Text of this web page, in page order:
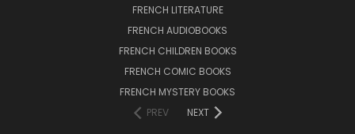
FRENCH LITERATURE
FRENCH AUDIOBOOKS
FRENCH CHILDREN BOOKS
FRENCH COMIC BOOKS
FRENCH MYSTERY BOOKS
PREV
NEXT